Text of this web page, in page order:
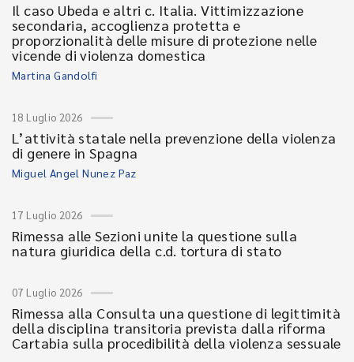
Il caso Ubeda e altri c. Italia. Vittimizzazione
secondaria, accoglienza protetta e
proporzionalità delle misure di protezione nelle
vicende di violenza domestica
Martina Gandolfi
18 Luglio 2026
L’attività statale nella prevenzione della violenza
di genere in Spagna
Miguel Angel Nunez Paz
17 Luglio 2026
Rimessa alle Sezioni unite la questione sulla
natura giuridica della c.d. tortura di stato
07 Luglio 2026
Rimessa alla Consulta una questione di legittimità
della disciplina transitoria prevista dalla riforma
Cartabia sulla procedibilità della violenza sessuale